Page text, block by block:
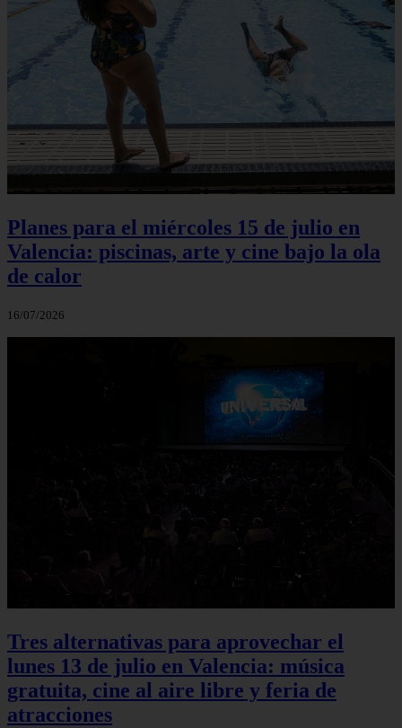
Planes para el miércoles 15 de julio en
Valencia: piscinas, arte y cine bajo la ola
de calor
16/07/2026
Tres alternativas para aprovechar el
lunes 13 de julio en Valencia: música
gratuita, cine al aire libre y feria de
atracciones